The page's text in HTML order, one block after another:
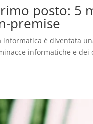
posto: 5
premise
informatica è diventata
informatiche e